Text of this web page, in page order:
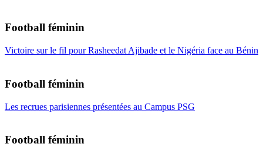
Football féminin
Victoire sur le fil pour Rasheedat Ajibade et le Nigéria face au Bénin
Football féminin
Les recrues parisiennes présentées au Campus PSG
Football féminin